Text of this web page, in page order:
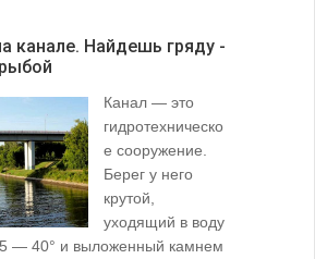
канале. Найдешь гряду -
Канал — это
гидротехническо
е сооружение.
Берег у него
крутой,
уходящий в воду
— 40° и выложенный камнем